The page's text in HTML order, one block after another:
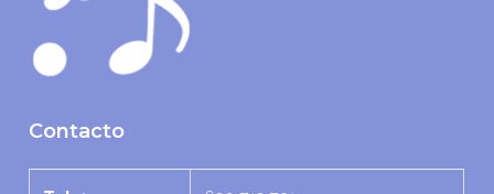
Contacto